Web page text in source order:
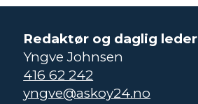
Redaktør og daglig leder
Yngve Johnsen
416 62 242
yngve@askoy24.no